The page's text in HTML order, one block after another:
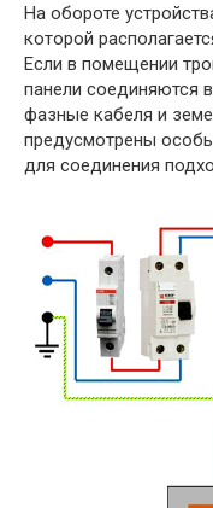
На обороте
которой
Если в помещении
панели соединяются
фазные кабеля и
предусмотрены
для соединения